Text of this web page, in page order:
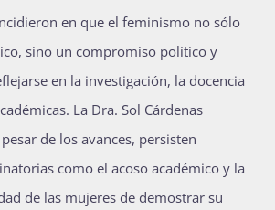
en que el feminismo no sólo
sino un compromiso político y
en la investigación, la docencia
La Dra. Sol Cárdenas
de los avances, persisten
como el acoso académico y la
de las mujeres de demostrar su